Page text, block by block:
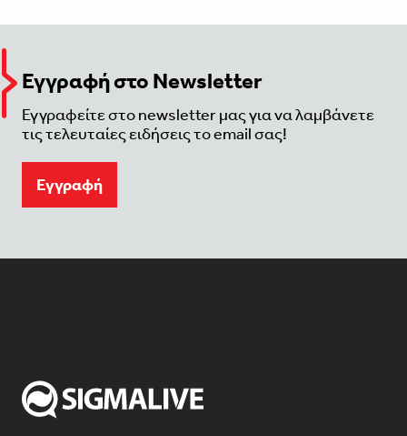
Εγγραφή στο Newsletter
Εγγραφείτε στο newsletter μας για να λαμβάνετε
τις τελευταίες ειδήσεις το email σας!
Eγγραφή